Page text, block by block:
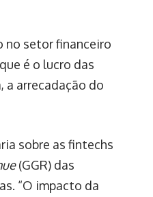
no setor financeiro
é o lucro das
a arrecadação do
sobre as fintechs
(GGR) das
“O impacto da